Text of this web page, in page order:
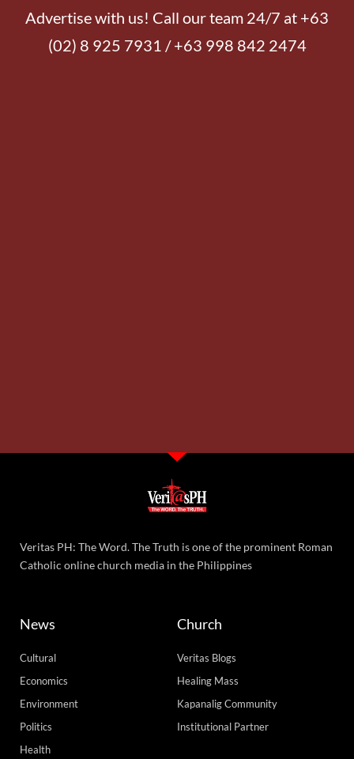
Advertise with us! Call our team 24/7 at +63
(02) 8 925 7931 / +63 998 842 2474
Veritas PH: The Word. The Truth is one of the prominent Roman
Catholic online church media in the Philippines
News
Cultural
Economics
Environment
Politics
Health
Church
Veritas Blogs
Healing Mass
Kapanalig Community
Institutional Partner